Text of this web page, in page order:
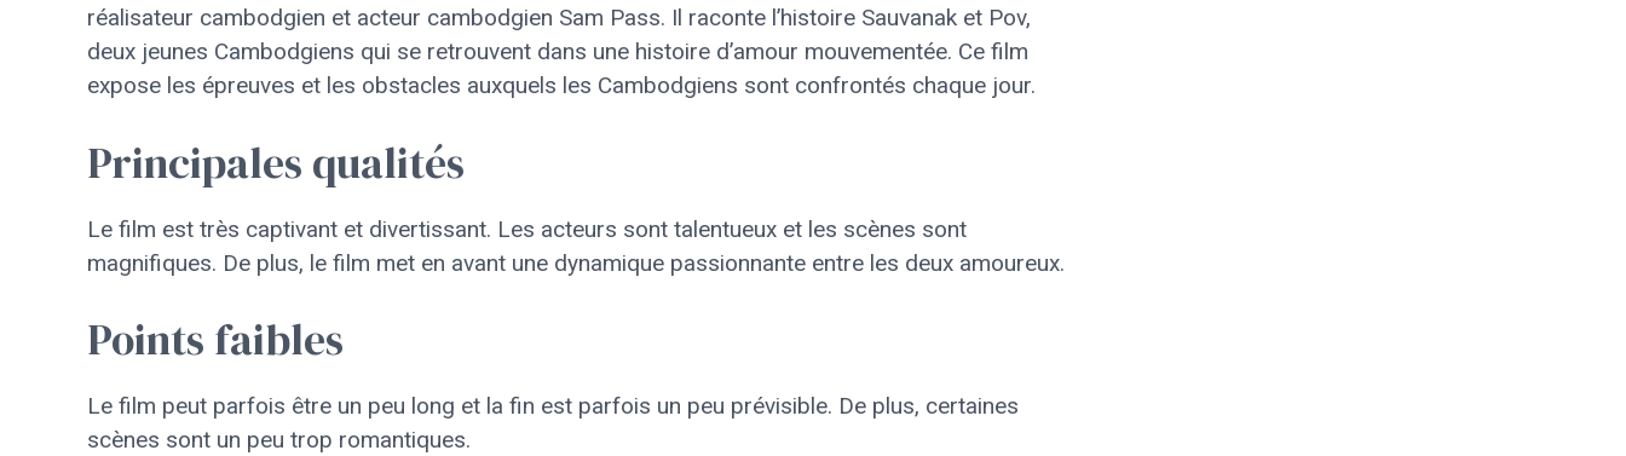
réalisateur cambodgien et acteur cambodgien Sam Pass. Il raconte l’histoire Sauvanak et Pov,
deux jeunes Cambodgiens qui se retrouvent dans une histoire d’amour mouvementée. Ce film
expose les épreuves et les obstacles auxquels les Cambodgiens sont confrontés chaque jour.
Principales qualités
Le film est très captivant et divertissant. Les acteurs sont talentueux et les scènes sont
magnifiques. De plus, le film met en avant une dynamique passionnante entre les deux amoureux.
Points faibles
Le film peut parfois être un peu long et la fin est parfois un peu prévisible. De plus, certaines
scènes sont un peu trop romantiques.